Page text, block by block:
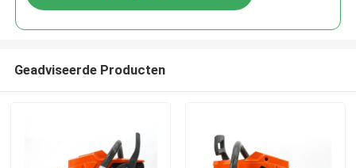
Geadviseerde Producten